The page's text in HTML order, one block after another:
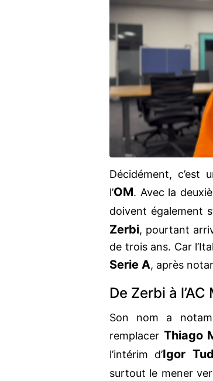
Décidément,
l’OM. Avec la
doivent également
Zerbi, pourtant
de trois ans. Car
Serie A, après
De Zerbi à l’AC
Son nom a
remplacer Thiago
l’intérim d’Igor
surtout le mener